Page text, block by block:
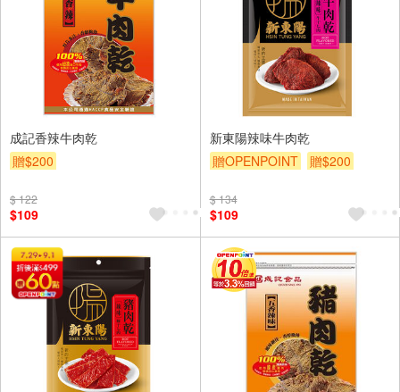
成記香辣牛肉乾
贈$200
$ 122
$109
新東陽辣味牛肉乾
贈OPENPOINT
贈$200
$ 134
$109